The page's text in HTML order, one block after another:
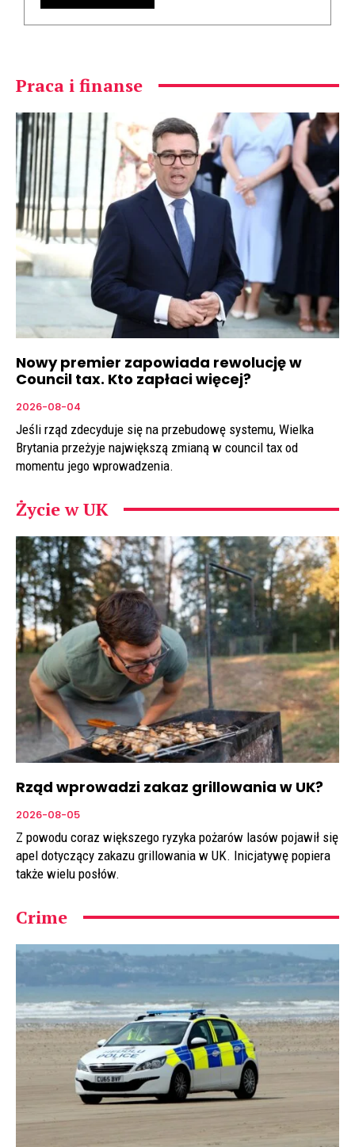
Praca i finanse
Nowy premier zapowiada rewolucję w
Council tax. Kto zapłaci więcej?
2026-08-04
Jeśli rząd zdecyduje się na przebudowę systemu, Wielka
Brytania przeżyje największą zmianą w council tax od
momentu jego wprowadzenia.
Życie w UK
Rząd wprowadzi zakaz grillowania w UK?
2026-08-05
Z powodu coraz większego ryzyka pożarów lasów pojawił się
apel dotyczący zakazu grillowania w UK. Inicjatywę popiera
także wielu posłów.
Crime